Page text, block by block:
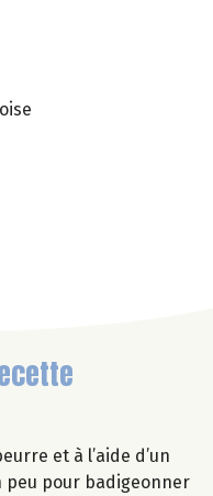
et à l’aide d’un
peu pour badigeonner